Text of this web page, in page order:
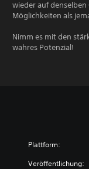
wieder auf
Möglichkeiten als
Nimm es mit den
wahres Potenzial!
Plattform:
Veröffentlichung: